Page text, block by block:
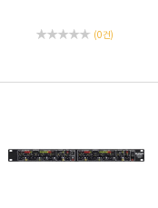
(0 건)